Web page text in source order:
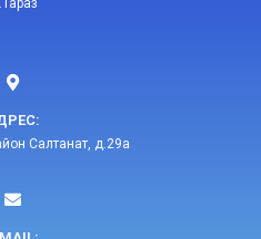
Салтанат, д.29а